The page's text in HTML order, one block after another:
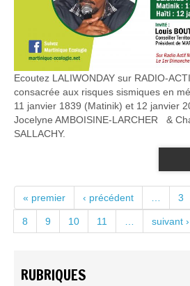
Ecoutez LALIWONDAY sur RADIO-
consacrée aux risques sismiques en
11 janvier 1839 (Matinik) et 12 janvier
Jocelyne AMBOISINE-LARCHER &
SALLACHY.
PAGES
« premier ‹ précédent 3
8 9 10 11 suivant ›
RUBRIQUES